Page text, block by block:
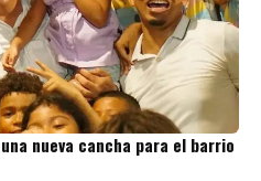
nueva cancha para el barrio